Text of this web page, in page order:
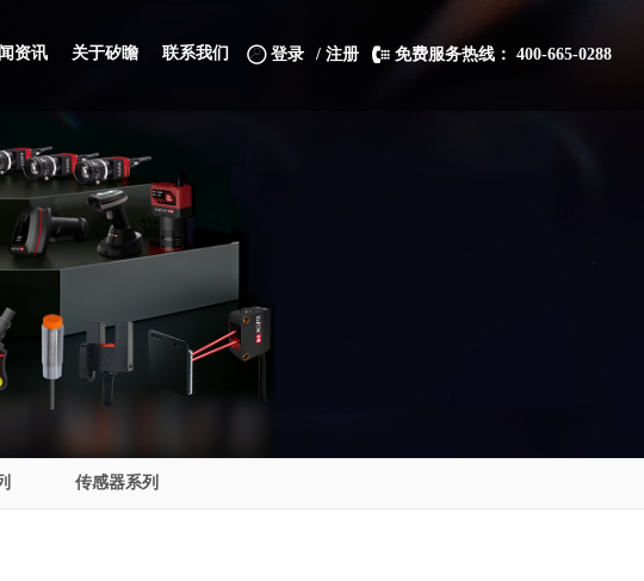
资讯 关于矽瞻 联系我们 登录 / 注册 免费服务热线： 400-665-0288
传感器系列